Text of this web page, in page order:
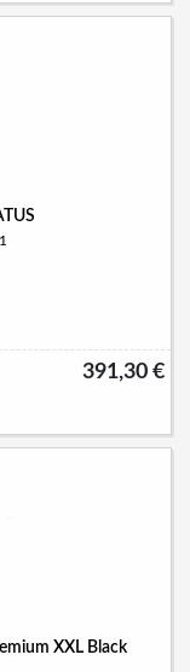
391,30 €
XXL Black